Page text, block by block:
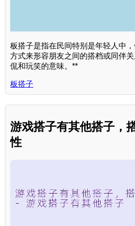
板搭子是指在民间特别是年轻人中
方式来形容朋友之间的搭档或同伴
侃和玩笑的意味。**
板搭子
游戏搭子有其他搭子，
性